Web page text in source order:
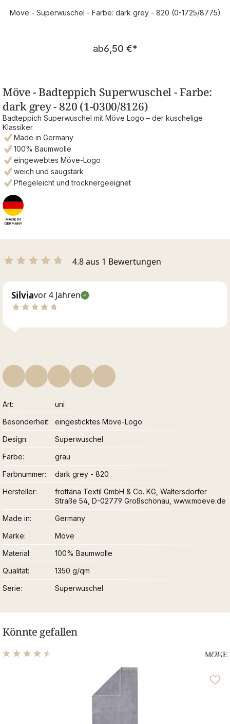
Möve - Superwuschel - Farbe: dark grey - 820 (0-1725/8775)
Regulärer Preis:
ab6,50 €*
Möve - Badteppich Superwuschel - Farbe:
dark grey - 820 (1-0300/8126)
Badteppich Superwuschel mit Möve Logo – der kuschelige
Klassiker.
Made in Germany
100% Baumwolle
eingewebtes Möve-Logo
weich und saugstark
Pflegeleicht und trocknergeeignet
4.8 aus 1 Bewertungen
Silviavor 4 Jahren
Art
uni
Besonderheit
eingesticktes Möve-Logo
Design
Superwuschel
Farbe
grau
Farbnummer
dark grey - 820
Hersteller
frottana Textil GmbH & Co. KG, Waltersdorfer
Straße 54, D-02779 Großschönau, www.moeve.de
Made in
Germany
Marke
Möve
Material
100% Baumwolle
Qualität
1350 g/qm
Serie
Superwuschel
Könnte gefallen
Durchschnittliche Bewertung von 4.48 von 5 Sternen